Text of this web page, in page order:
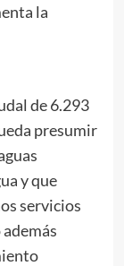
la
de 6.293
presumir
y que
servicios